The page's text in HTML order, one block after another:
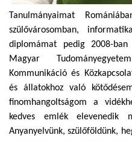
Tanulmányaimat
szülővárosomban,
diplomámat pedig 2008-
Magyar
Kommunikáció és
és állatokhoz való
finomhangoltságom a
kedves emlék elevenedik
Anyanyelvünk, szülőföldünk,